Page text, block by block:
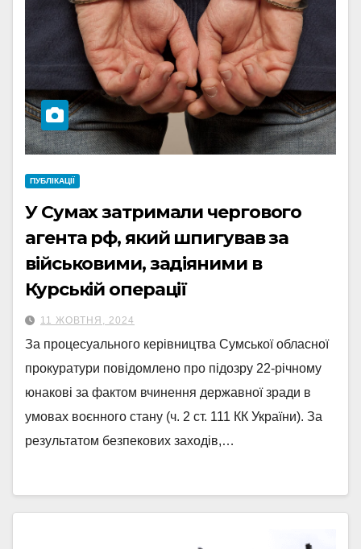
ПУБЛІКАЦІЇ
У Сумах затримали чергового
агента рф, який шпигував за
військовими, задіяними в
Курській операції
11 ЖОВТНЯ, 2024
За процесуального керівництва Сумської обласної
прокуратури повідомлено про підозру 22-річному
юнакові за фактом вчинення державної зради в
умовах воєнного стану (ч. 2 ст. 111 КК України). За
результатом безпекових заходів,…